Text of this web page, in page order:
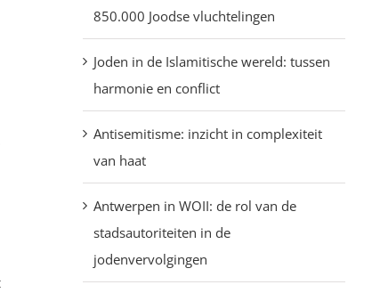
850.000 Joodse vluchtelingen
Joden in de Islamitische wereld: tussen
harmonie en conflict
Antisemitisme: inzicht in complexiteit
van haat
Antwerpen in WOII: de rol van de
stadsautoriteiten in de
jodenvervolgingen